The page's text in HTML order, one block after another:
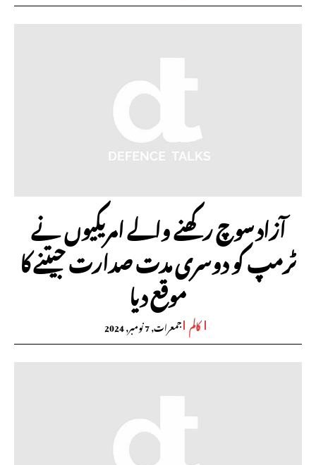
آزاد سوچ رکھنے والے امریکیوں نے
ٹرمپ کو دوسری مدت صدارت جیتنے کا
موقع دیا
کالم جمعرات, 7 نومبر, 2024